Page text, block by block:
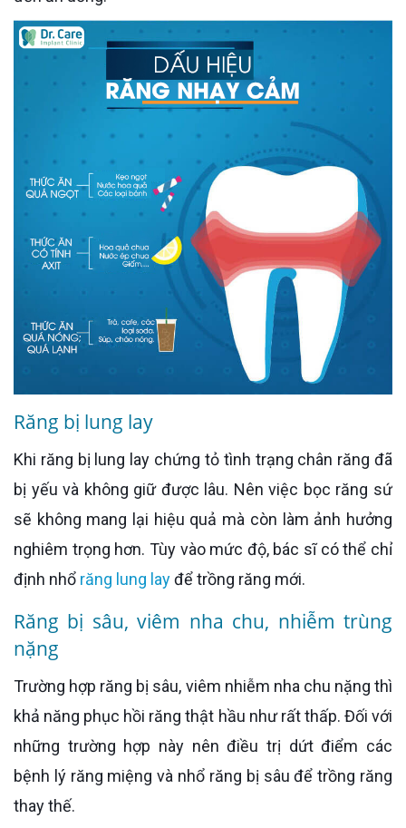
Răng bị lung lay
Khi răng bị lung lay chứng tỏ tình trạng chân răng đã
bị yếu và không giữ được lâu. Nên việc bọc răng sứ
sẽ không mang lại hiệu quả mà còn làm ảnh hưởng
nghiêm trọng hơn. Tùy vào mức độ, bác sĩ có thể chỉ
định nhổ răng lung layđể trồng răng mới.
Răng bị sâu, viêm nha chu, nhiễm trùng
nặng
Trường hợp răng bị sâu, viêm nhiễm nha chu nặng thì
khả năng phục hồi răng thật hầu như rất thấp. Đối với
những trường hợp này nên điều trị dứt điểm các
bệnh lý răng miệng và nhổ răng bị sâu để trồng răng
thay thế.